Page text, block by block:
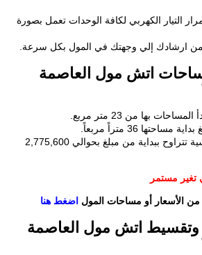
الكهربي لكافة الوحدات تعمل بصورة
إلي وجهتك في المول بكل سرعة.
اتش مول العاصمة
بها من 23 متر مربع.
36 متراً مربعاً.
أسعار المول التنافسية تتراوح ببداية من مبلغ بحوالي 2,775,600
مستمر
أو مساحات المولاضغط هنا
اتش مول العاصمة